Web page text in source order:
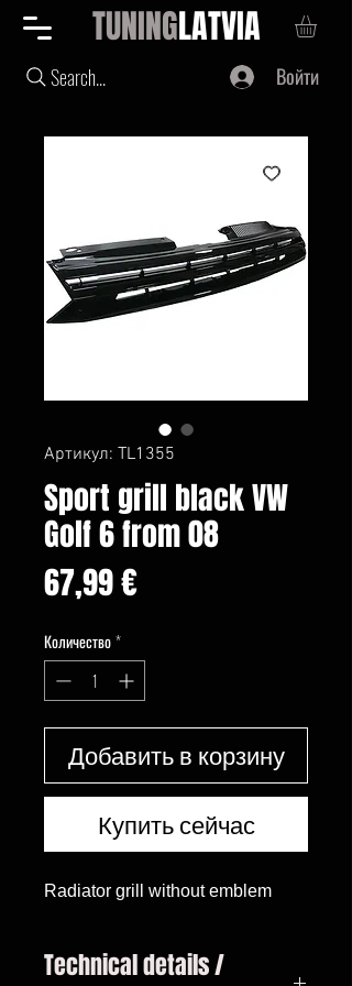
Search...
TUNINGLATVIA
Войти
Артикул: TL1355
Sport grill black VW
Golf 6 from 08
67,99 €Цена
Количество*
Добавить в корзину
Купить сейчас
Radiator grill without emblem
Technical details /